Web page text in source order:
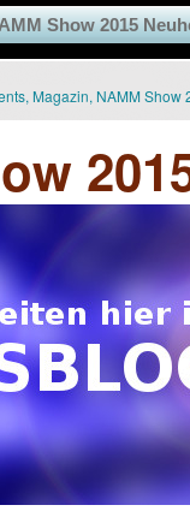
Show 2015
, Magazin, NAMM Show